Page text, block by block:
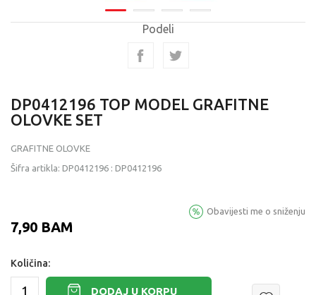
Podeli
DP0412196 TOP MODEL GRAFITNE
OLOVKE SET
GRAFITNE OLOVKE
Šifra artikla: DP0412196 : DP0412196
7,90 BAM
Obavijesti me o sniženju
Količina:
DODAJ U KORPU